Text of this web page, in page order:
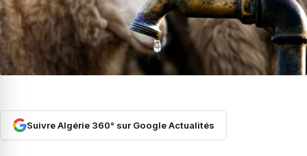
Suivre Algérie 360° sur Google Actualités